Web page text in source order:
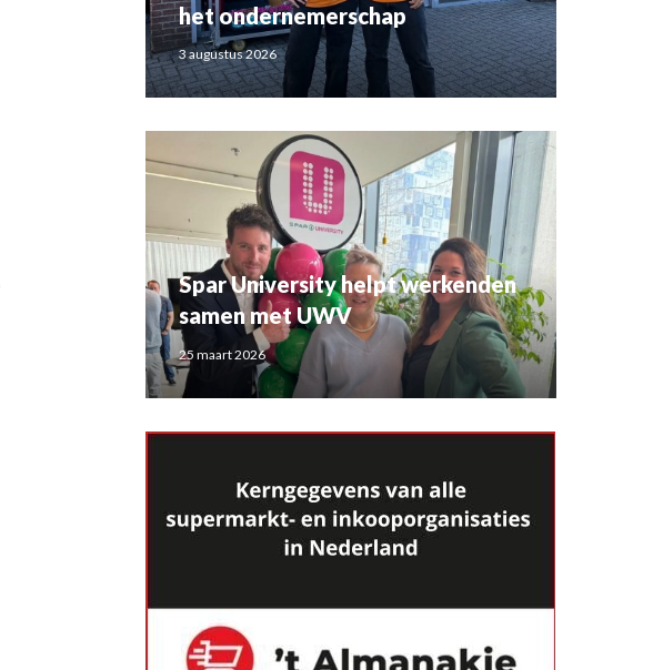
het ondernemerschap
3 augustus 2026
Spar University helpt werkenden
samen met UWV
25 maart 2026